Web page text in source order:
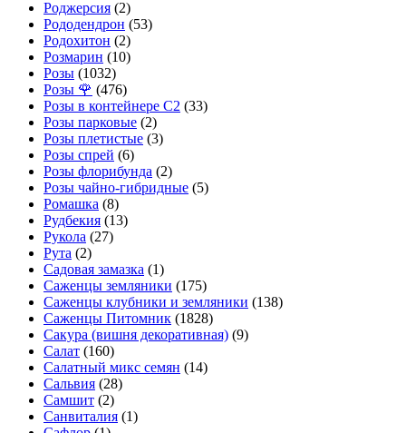
Роджерсия (2)
Рододендрон (53)
Родохитон (2)
Розмарин (10)
Розы (1032)
Розы 🌹 (476)
Розы в контейнере С2 (33)
Розы парковые (2)
Розы плетистые (3)
Розы спрей (6)
Розы флорибунда (2)
Розы чайно-гибридные (5)
Ромашка (8)
Рудбекия (13)
Рукола (27)
Рута (2)
Садовая замазка (1)
Саженцы земляники (175)
Саженцы клубники и земляники (138)
Саженцы Питомник (1828)
Сакура (вишня декоративная) (9)
Салат (160)
Салатный микс семян (14)
Сальвия (28)
Самшит (2)
Санвиталия (1)